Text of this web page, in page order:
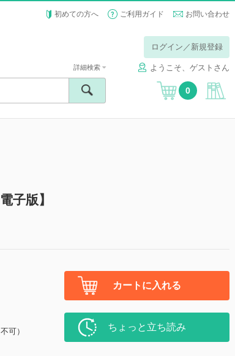
初めての方へ ご利用ガイド お問い合わせ
ログイン／新規登録
ようこそ、ゲストさん
詳細検索
0
子版】
可）
カートに入れる
ちょっと立ち読み